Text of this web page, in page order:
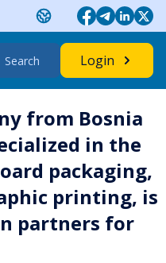
Login
from Bosnia
in the
packaging,
printing, is
partners for